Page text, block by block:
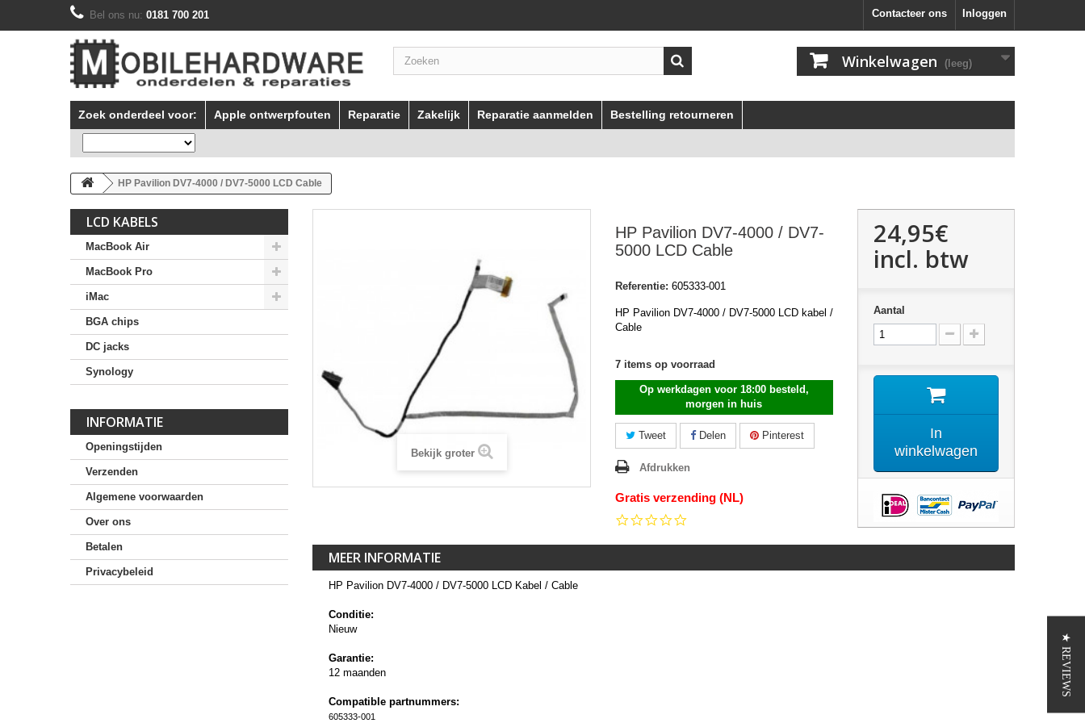
Inloggen
Contacteer ons
Bel ons nu: 0181 700 201
Winkelwagen (leeg)
Zoek onderdeel voor: Apple ontwerpfouten Reparatie Zakelijk Reparatie aanmelden Bestelling retourneren
HP Pavilion DV7-4000 / DV7-5000 LCD Cable
LCD KABELS
MacBook Air
MacBook Pro
iMac
BGA chips
DC jacks
Synology
INFORMATIE
Openingstijden
Verzenden
Algemene voorwaarden
Over ons
Betalen
Privacybeleid
Bekijk groter
HP Pavilion DV7-4000 / DV7-
5000 LCD Cable
Referentie: 605333-001
HP Pavilion DV7-4000 / DV7-5000 LCD kabel /
Cable
7 items op voorraad
Op werkdagen voor 18:00 besteld,
morgen in huis
Tweet Delen Pinterest
Afdrukken
Gratis verzending (NL)
rating
24,95€
incl. btw
Aantal
In
winkelwagen
MEER INFORMATIE
HP Pavilion DV7-4000 / DV7-5000 LCD Kabel / Cable
Conditie:
Nieuw
Garantie:
12 maanden
Compatible partnummers:
605333-001
★ REVIEWS